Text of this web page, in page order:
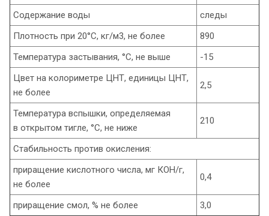
Содержание воды
следы
Плотность при 20°С, кг/м3, не более
890
Температура застывания, °С, не выше
-15
Цвет на колориметре ЦНТ, единицы ЦНТ,
не более
2,5
Температура вспышки, определяемая
в открытом тигле, °С, не ниже
210
Стабильность против окисления:
приращение кислотного числа, мг КОН/г,
не более
0,4
приращение смол, % не более 3,0